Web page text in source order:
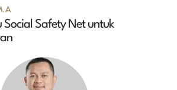
Social Safety Net untuk